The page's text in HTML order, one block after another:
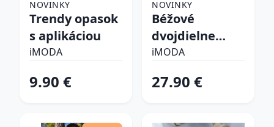
NOVINKY
Trendy opasok
s aplikáciou
iMODA
9.90 €
NOVINKY
Béžové
dvojdielne
plavky
iMODA
27.90 €